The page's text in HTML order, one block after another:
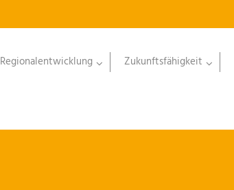
Regionalentwicklung Zukunftsfähigkeit